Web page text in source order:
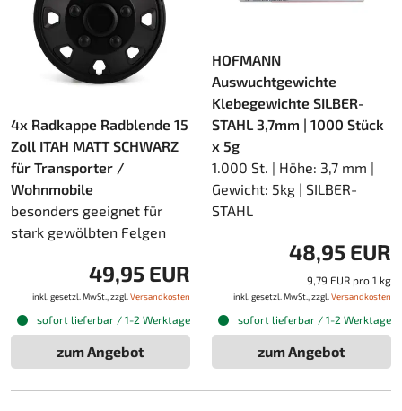
4x Radkappe Radblende 15
Zoll ITAH MATT SCHWARZ
für Transporter /
Wohnmobile
besonders geeignet für
stark gewölbten Felgen
49,95 EUR
inkl. gesetzl. MwSt., zzgl. Versandkosten
sofort lieferbar / 1-2 Werktage
zum Angebot
HOFMANN
Auswuchtgewichte
Klebegewichte SILBER-
STAHL 3,7mm | 1000 Stück
x 5g
1.000 St. | Höhe: 3,7 mm |
Gewicht: 5kg | SILBER-
STAHL
48,95 EUR
9,79 EUR pro 1 kg
inkl. gesetzl. MwSt., zzgl. Versandkosten
sofort lieferbar / 1-2 Werktage
zum Angebot